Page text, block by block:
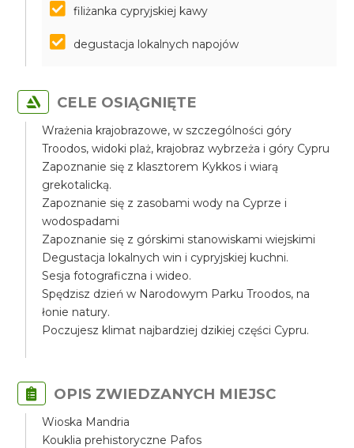
filiżanka cypryjskiej kawy
degustacja lokalnych napojów
CELE OSIĄGNIĘTE
Wrażenia krajobrazowe, w szczególności góry
Troodos, widoki plaż, krajobraz wybrzeża i góry Cypru
Zapoznanie się z klasztorem Kykkos i wiarą
grekotalicką.
Zapoznanie się z zasobami wody na Cyprze i
wodospadami
Zapoznanie się z górskimi stanowiskami wiejskimi
Degustacja lokalnych win i cypryjskiej kuchni.
Sesja fotograficzna i wideo.
Spędzisz dzień w Narodowym Parku Troodos, na
łonie natury.
Poczujesz klimat najbardziej dzikiej części Cypru.
OPIS ZWIEDZANYCH MIEJSC
Wioska Mandria
Kouklia prehistoryczne Pafos